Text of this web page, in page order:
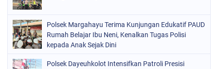
Polsek Margahayu Terima Kunjungan Edukatif PAUD
Rumah Belajar Ibu Neni, Kenalkan Tugas Polisi
kepada Anak Sejak Dini
Polsek Dayeuhkolot Intensifkan Patroli Presisi